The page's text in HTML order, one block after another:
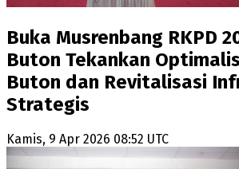
Buka Musrenbang RKPD
Buton Tekankan
Buton dan Revitalisasi
Strategis
Kamis, 9 Apr 2026 08:52 UTC